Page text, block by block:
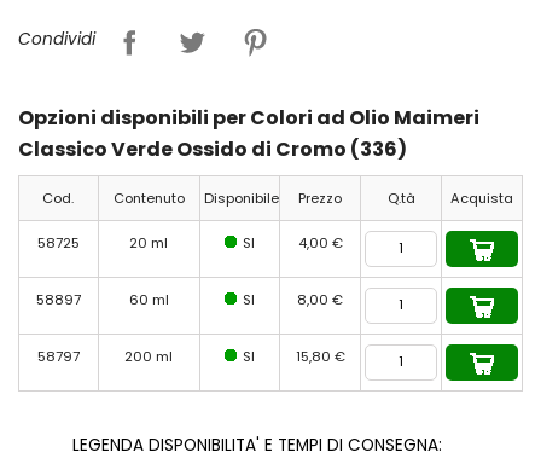
Condividi
Opzioni disponibili per Colori ad Olio Maimeri
Classico Verde Ossido di Cromo (336)
Cod. Contenuto Disponibile Prezzo Q.tà Acquista
58725 20 ml SI 4,00 €
58897 60 ml SI 8,00 €
58797 200 ml SI 15,80 €
LEGENDA DISPONIBILITA' E TEMPI DI CONSEGNA: